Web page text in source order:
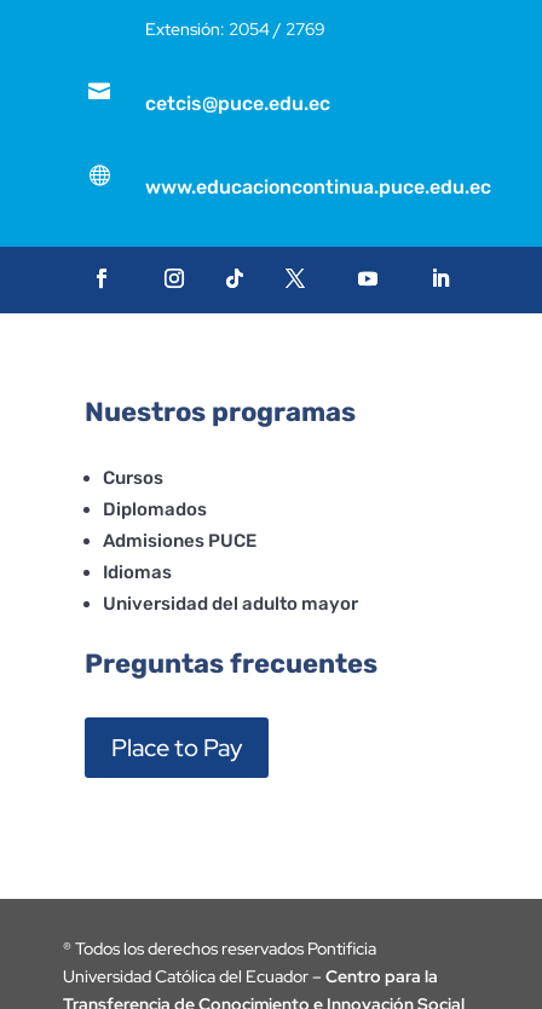
Extensión: 2054 / 2769

cetcis@puce.edu.ec

www.educacioncontinua.puce.edu.ec
Nuestros programas
Cursos
Diplomados
Admisiones PUCE
Idiomas
Universidad del adulto mayor
Preguntas frecuentes
Place to Pay
®Todos los derechos reservados Pontificia
Universidad Católica del Ecuador – Centro para la